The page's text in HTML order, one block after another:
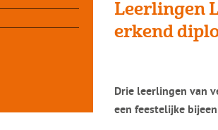
Leerlingen
erkend
Drie leerlingen van
een feestelijke